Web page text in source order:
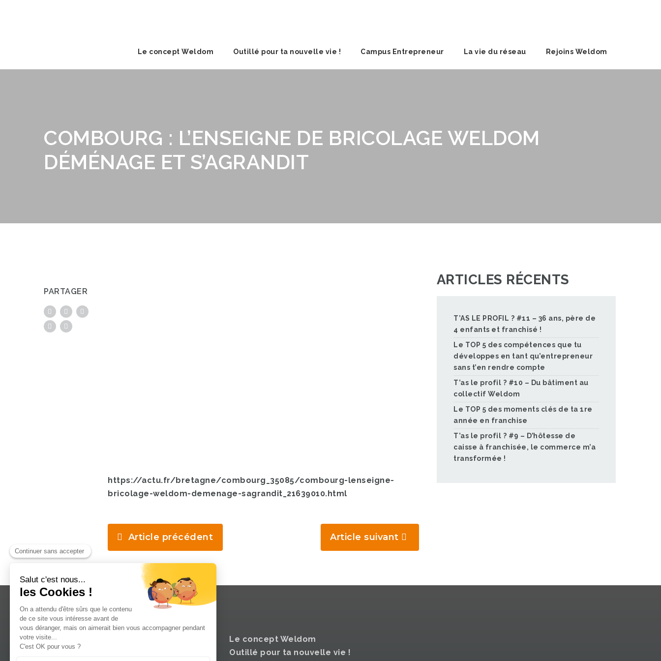
Le concept Weldom Outillé pour ta nouvelle vie ! Campus Entrepreneur La vie du réseau Rejoins Weldom
COMBOURG : L’ENSEIGNE DE BRICOLAGE WELDOM
DÉMÉNAGE ET S’AGRANDIT
PARTAGER
https://actu.fr/bretagne/combourg_35085/combourg-lenseigne-
bricolage-weldom-demenage-sagrandit_21639010.html
Article précédent Article suivant
ARTICLES RÉCENTS
T’AS LE PROFIL ? #11 – 36 ans, père de
4 enfants et franchisé !
Le TOP 5 des compétences que tu
développes en tant qu’entrepreneur
sans t’en rendre compte
T’as le profil ? #10 – Du bâtiment au
collectif Weldom
Le TOP 5 des moments clés de ta 1re
année en franchise
T’as le profil ? #9 – D’hôtesse de
caisse à franchisée, le commerce m’a
transformée !
Le concept Weldom
Outillé pour ta nouvelle vie !